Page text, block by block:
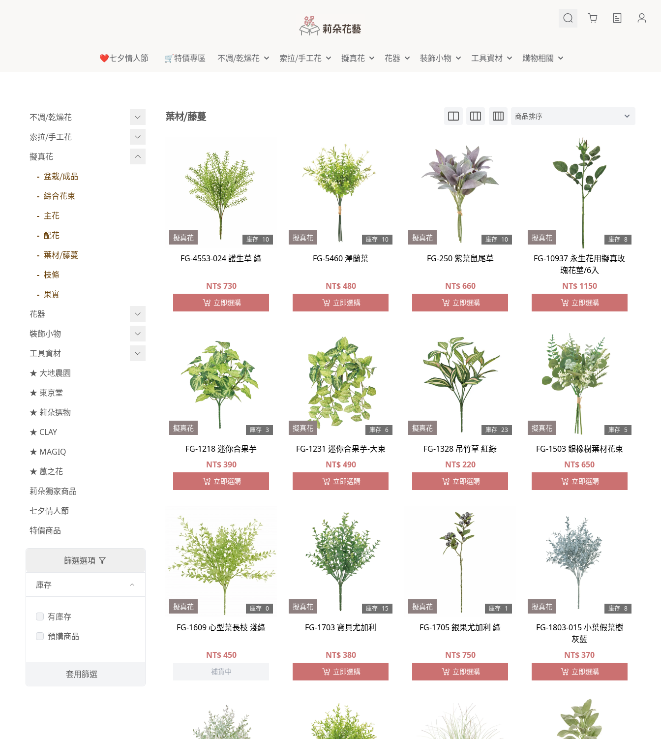
Cart
❤️七夕情人節 🛒特價專區 不凋⧸乾燥花 索拉⧸手工花 擬真花 花器 裝飾小物 工具資材 購物相關
不凋⧸乾燥花
多色組合
-
- 中玫瑰
- 迷你玫瑰
- 其他
玫瑰
- 大玫瑰
- 中玫瑰
- 小玫瑰
- 庭園玫瑰
- 其他玫瑰
主花
- 百日草⧸太陽花⧸菊花
-
蘭花⧸大理花
康乃馨
其他主花
繡球花
- 金字塔繡球花
-
安娜貝爾繡球花
- 日本繡球花
- 重瓣繡球花
其他繡球花
配花
- 佳那利
- 小星花
索拉⧸手工花
索拉花(有花莖)
- 原色
- 莉朵獨家噴漆
- 莉朵獨家水染
- 大地農園
索拉花(僅花頭)
- 原色
- 莉朵獨家水染
手工花
擬真花
盆栽⧸成品
綜合花束
主花
配花
葉材⧸藤蔓
枝條
果實
花器
小型花器
中大型花器
鐘罩⧸花框
花盤⧸底座
捧花架⧸吊架
藤圈⧸注連繩
提籃
裝飾小物
裝飾⧸擺飾
花插
線香
工具資材
工具⧸型錄
資材
★ 大地農園
★ 東京堂
★ 莉朵選物
★ CLAY
★ MAGIQ
★ 葻之花
莉朵獨家商品
七夕情人節
特價商品
篩選選項
庫存
有庫存
預購商品
套用篩選
葉材⧸藤蔓
庫存 10
擬真花
FG-4553-024 護生草 綠
NT$730
立即選購
庫存 10
擬真花
FG-5460 澤蘭葉
NT$480
立即選購
庫存 10
擬真花
FG-250 紫葉鼠尾草
NT$660
立即選購
庫存 8
擬真花
FG-10937 永生花用擬真玫
瑰花莖/6入
NT$1150
立即選購
庫存 3
擬真花
FG-1218 迷你合果芋
NT$390
立即選購
庫存 6
擬真花
FG-1231 迷你合果芋-大束
NT$490
立即選購
庫存 23
擬真花
FG-1328 吊竹草 紅綠
NT$220
立即選購
庫存 5
擬真花
FG-1503 銀橡樹葉材花束
NT$650
立即選購
庫存 0
擬真花
FG-1609 心型葉長枝 淺綠
NT$450
補貨中
庫存 15
擬真花
FG-1703 寶貝尤加利
NT$380
立即選購
庫存 1
擬真花
FG-1705 銀果尤加利 綠
NT$750
立即選購
庫存 8
擬真花
FG-1803-015 小葉假葉樹
灰藍
NT$370
立即選購